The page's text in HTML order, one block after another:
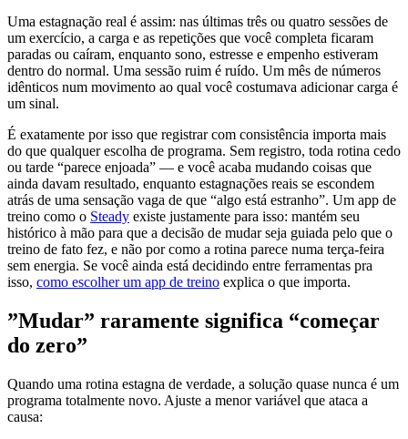
Uma estagnação real é assim: nas últimas três ou quatro sessões de
um exercício, a carga e as repetições que você completa ficaram
paradas ou caíram, enquanto sono, estresse e empenho estiveram
dentro do normal. Uma sessão ruim é ruído. Um mês de números
idênticos num movimento ao qual você costumava adicionar carga é
um sinal.
É exatamente por isso que registrar com consistência importa mais
do que qualquer escolha de programa. Sem registro, toda rotina cedo
ou tarde “parece enjoada” — e você acaba mudando coisas que
ainda davam resultado, enquanto estagnações reais se escondem
atrás de uma sensação vaga de que “algo está estranho”. Um app de
treino como o Steady existe justamente para isso: mantém seu
histórico à mão para que a decisão de mudar seja guiada pelo que o
treino de fato fez, e não por como a rotina parece numa terça-feira
sem energia. Se você ainda está decidindo entre ferramentas pra
isso, como escolher um app de treino explica o que importa.
”Mudar” raramente significa “começar
do zero”
Quando uma rotina estagna de verdade, a solução quase nunca é um
programa totalmente novo. Ajuste a menor variável que ataca a
causa: